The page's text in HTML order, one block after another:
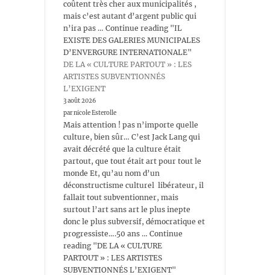
coûtent très cher aux municipalités ,
mais c’est autant d’argent public qui
n’ira pas … Continue reading "IL
EXISTE DES GALERIES MUNICIPALES
D’ENVERGURE INTERNATIONALE"
DE LA « CULTURE PARTOUT » : LES
ARTISTES SUBVENTIONNÉS
L’EXIGENT
3 août 2026
par nicole Esterolle
Mais attention ! pas n’importe quelle
culture, bien sûr… C’est Jack Lang qui
avait décrété que la culture était
partout, que tout était art pour tout le
monde Et, qu’au nom d’un
déconstructisme culturel libérateur, il
fallait tout subventionner, mais
surtout l’art sans art le plus inepte
donc le plus subversif, démocratique et
progressiste….50 ans … Continue
reading "DE LA « CULTURE
PARTOUT » : LES ARTISTES
SUBVENTIONNÉS L’EXIGENT"